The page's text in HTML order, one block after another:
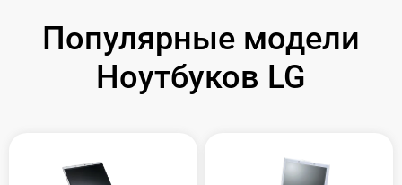
Популярные модели
Ноутбуков LG